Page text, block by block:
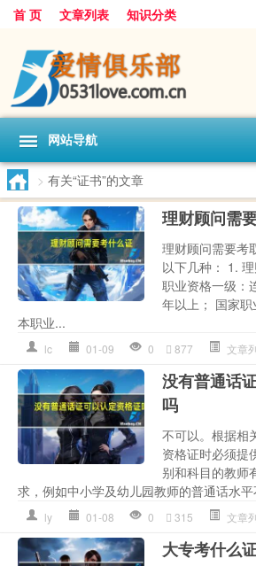
首 页 文章列表 知识分类
网站导航
> 有关“证书”的文章
理财顾问需
理财顾问需要考
以下几种： 1.
职业资格一级：
年以上； 国家
本职业...
lc 01-09 0 877 文章
没有普通话
吗
不可以。根据相
资格证时必须提
别和科目的教师
求，例如中小学及幼儿园教师的普通话水
ly 01-08 0 315 文章
大专考什么